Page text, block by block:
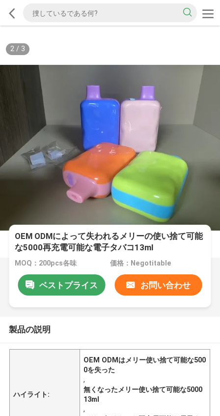
2/ 3
OEM ODMによって失われるメリーの使い捨て可能
な5000再充電可能な電子タバコ13ml
MOQ：200pcs各味 価格：Negotitable
ベストプライス お問い合わせ
製品の説明
ハイライト:
OEM ODMはメリー使い捨て可能な500
0を失った
,
無くなったメリー使い捨て可能な5000
13ml
,